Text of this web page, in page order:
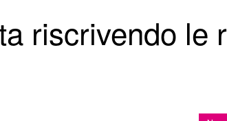
riscrivendo le